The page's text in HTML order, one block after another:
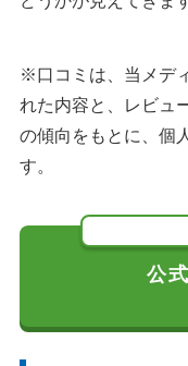
※口コミは、当メデ
れた内容と、レビュ
の傾向をもとに、個
す。
公